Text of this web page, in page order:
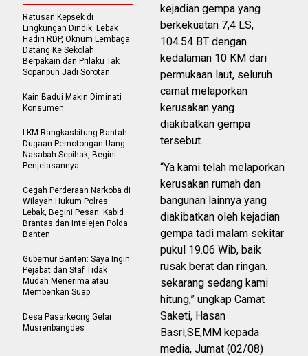
kejadian gempa yang
berkekuatan 7,4 LS,
104.54 BT dengan
kedalaman 10 KM dari
permukaan laut, seluruh
camat melaporkan
kerusakan yang
diakibatkan gempa
tersebut.
“Ya kami telah melaporkan
kerusakan rumah dan
bangunan lainnya yang
diakibatkan oleh kejadian
gempa tadi malam sekitar
pukul 19.06 Wib, baik
rusak berat dan ringan.
sekarang sedang kami
hitung,” ungkap Camat
Saketi, Hasan
Basri,SE,MM kepada
media, Jumat (02/08)
Ratusan Kepsek di
Lingkungan Dindik Lebak
Hadiri RDP, Oknum Lembaga
Datang Ke Sekolah
Berpakain dan Prilaku Tak
Sopanpun Jadi Sorotan
Kain Badui Makin Diminati
Konsumen
LKM Rangkasbitung Bantah
Dugaan Pemotongan Uang
Nasabah Sepihak, Begini
Penjelasannya
Cegah Perderaan Narkoba di
Wilayah Hukum Polres
Lebak, Begini Pesan Kabid
Brantas dan Intelejen Polda
Banten
Gubernur Banten: Saya Ingin
Pejabat dan Staf Tidak
Mudah Menerima atau
Memberikan Suap
Desa Pasarkeong Gelar
Musrenbangdes